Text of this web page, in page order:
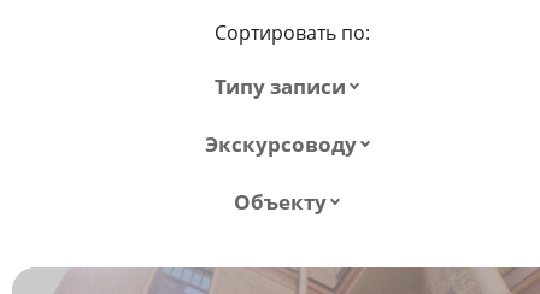
Сортировать по:
Типу записи
Экскурсоводу
Объекту